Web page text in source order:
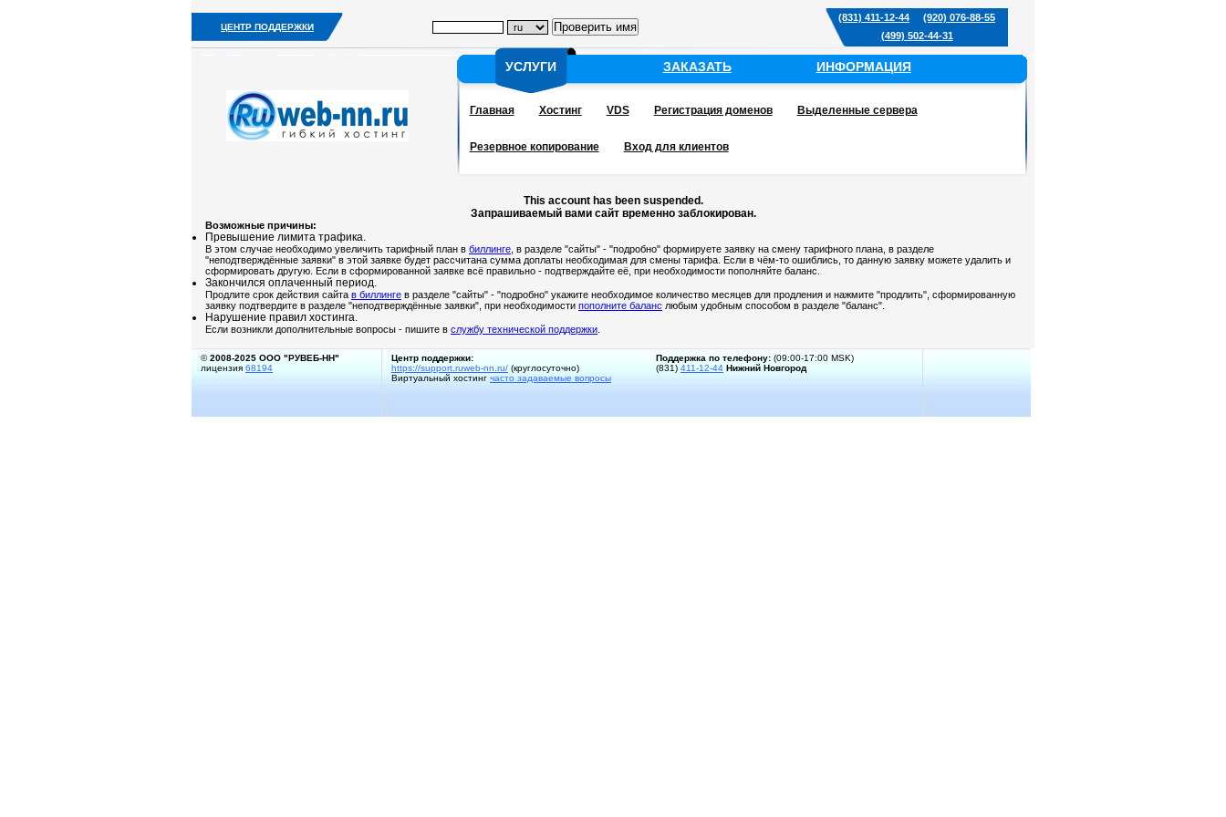
ЦЕНТР ПОДДЕРЖКИ
(831) 411-12-44
(920) 076-88-55
(499) 502-44-31
УСЛУГИ
УСЛУГИ ЗАКАЗАТЬ ИНФОРМАЦИЯ
Главная Хостинг VDS Регистрация доменов Выделенные сервера
Резервное копирование Вход для клиентов
This account has been suspended.
Запрашиваемый вами сайт временно заблокирован.
Возможные причины:
Превышение лимита трафика.
В этом случае необходимо увеличить тарифный план в биллинге , в разделе "сайты" - "подробно" формируете заявку на смену тарифного плана, в разделе
"неподтверждённые заявки" в этой заявке будет рассчитана сумма доплаты необходимая для смены тарифа. Если в чём-то ошиблись, то данную заявку можете удалить и
сформировать другую. Если в сформированной заявке всё правильно - подтверждайте её, при необходимости пополняйте баланс.
Закончился оплаченный период.
Продлите срок действия сайта в биллинге в разделе "сайты" - "подробно" укажите необходимое количество месяцев для продления и нажмите "продлить", сформированную
заявку подтвердите в разделе "неподтверждённые заявки", при необходимости пополните баланс любым удобным способом в разделе "баланс".
Нарушение правил хостинга.
Если возникли дополнительные вопросы - пишите в службу технической поддержки
©2008-2025 ООО "РУВЕБ-НН"
лицензия 68194
Центр поддержки:
https://support.ruweb-nn.ru/ (круглосуточно)
Виртуальный хостинг часто задаваемые вопросы
Поддержка по телефону: (09:00-17:00 MSK)
(831) 411-12-44 Нижний Новгород